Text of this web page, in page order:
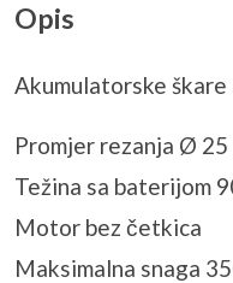
Opis
Akumulatorske škare
Promjer rezanja Ø 25
Težina sa baterijom
Motor bez četkica
Maksimalna snaga